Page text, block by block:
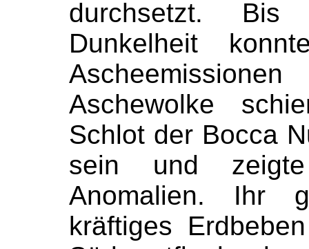
durchsetzt.
Dunkelheit
Aschewolke
Schlot der Bocca
sein und zeigte
Anomalien. Ihr
kräftiges